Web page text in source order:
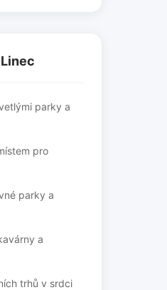
parky a
pro
parky a
a
trhů v srdci